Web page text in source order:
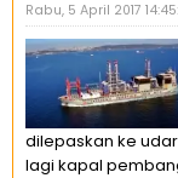
Rabu, 5 April 2017
dilepaskan ke
lagi kapal